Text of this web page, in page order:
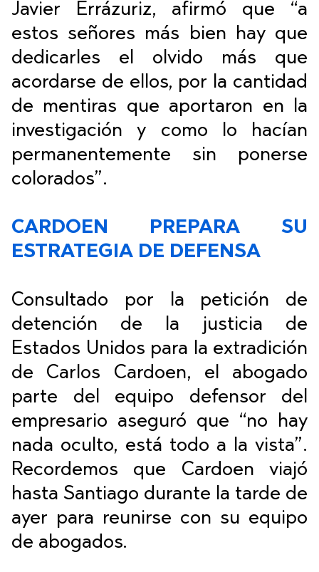
Javier Errázuriz, afirmó que “a
estos señores más bien hay que
dedicarles el olvido más que
acordarse de ellos, por la cantidad
de mentiras que aportaron en la
investigación y como lo hacían
permanentemente sin ponerse
colorados”.
CARDOEN PREPARA SU
ESTRATEGIA DE DEFENSA
Consultado por la petición de
detención de la justicia de
Estados Unidos para la extradición
de Carlos Cardoen, el abogado
parte del equipo defensor del
empresario aseguró que “no hay
nada oculto, está todo a la vista”.
Recordemos que Cardoen viajó
hasta Santiago durante la tarde de
ayer para reunirse con su equipo
de abogados.